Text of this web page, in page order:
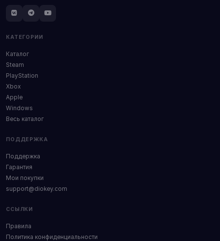
КАТЕГОРИИ
Каталог
Steam
PlayStation
Xbox
Apple
Windows
Весь каталог
ПОДДЕРЖКА
Поддержка
Гарантия
Мои покупки
support@diokey.com
ССЫЛКИ
Правила
Политика конфиденциальности